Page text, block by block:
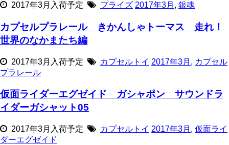
プライズ 2017年3月 , 銀魂
カプセルプラレール きかんしゃトーマス 走れ！
世界のなかまたち編
カプセルトイ 2017年3月 , カプセル
プラレール
仮面ライダーエグゼイド ガシャポン サウンドラ
イダーガシャット05
カプセルトイ 2017年3月 , 仮面ライ
ダーエグゼイド